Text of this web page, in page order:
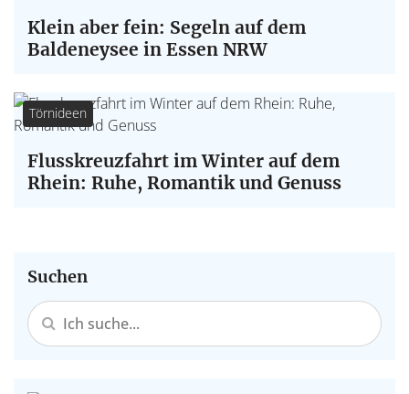
Klein aber fein: Segeln auf dem
Baldeneysee in Essen NRW
Törnideen
Flusskreuzfahrt im Winter auf dem
Rhein: Ruhe, Romantik und Genuss
Suchen